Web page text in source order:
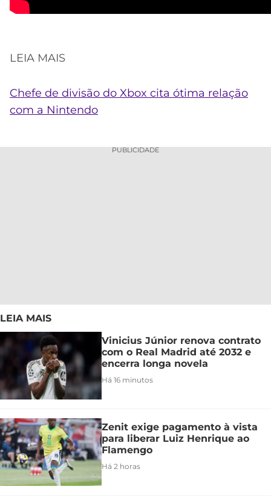
LEIA MAIS
Chefe de divisão do Xbox cita ótima relação
com a Nintendo
PUBLICIDADE
LEIA MAIS
Vinicius Júnior renova contrato
com o Real Madrid até 2032 e
encerra longa novela
Há 16 minutos
Zenit exige pagamento à vista
para liberar Luiz Henrique ao
Flamengo
Há 2 horas